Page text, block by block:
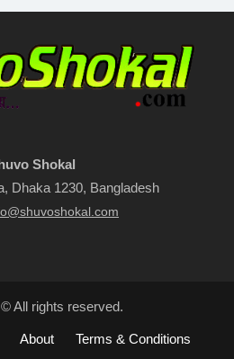
Shokal
Dhaka 1230, Bangladesh
All rights reserved.
About Terms & Conditions